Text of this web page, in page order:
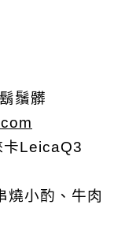
鬚髒
卡LeicaQ3
燒小酌、牛肉